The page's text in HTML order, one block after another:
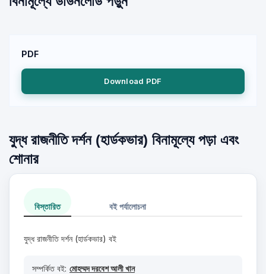
PDF
Download PDF
যুদ্ধ রাজনীতি দর্শন (হার্ডকভার) বিনামূল্যে পড়া এবং
শোনার
বিস্তারিত বই পর্যালোচনা
যুদ্ধ রাজনীতি দর্শন (হার্ডকভার) বই
সম্পর্কিত বই: মোহম্মদ দরবেশ আলী খান